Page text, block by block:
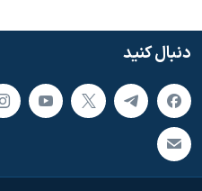
دنبال کنید